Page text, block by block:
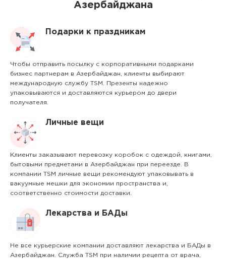
Азербайджана
Подарки к праздникам
Чтобы отправить посылку с корпоративными подарками
бизнес партнерам в Азербайджан, клиенты выбирают
международную службу TSM. Презенты надежно
упаковываются и доставляются курьером до двери
получателя.
Личные вещи
Клиенты заказывают перевозку коробок с одеждой, книгами,
бытовыми предметами в Азербайджан при переезде. В
компании TSM личные вещи рекомендуют упаковывать в
вакуумные мешки для экономии пространства и,
соответственно стоимости доставки.
Лекарства и БАДы
Не все курьерские компании доставляют лекарства и БАДы в
Азербайджан. Служба TSM при наличии рецепта от врача,